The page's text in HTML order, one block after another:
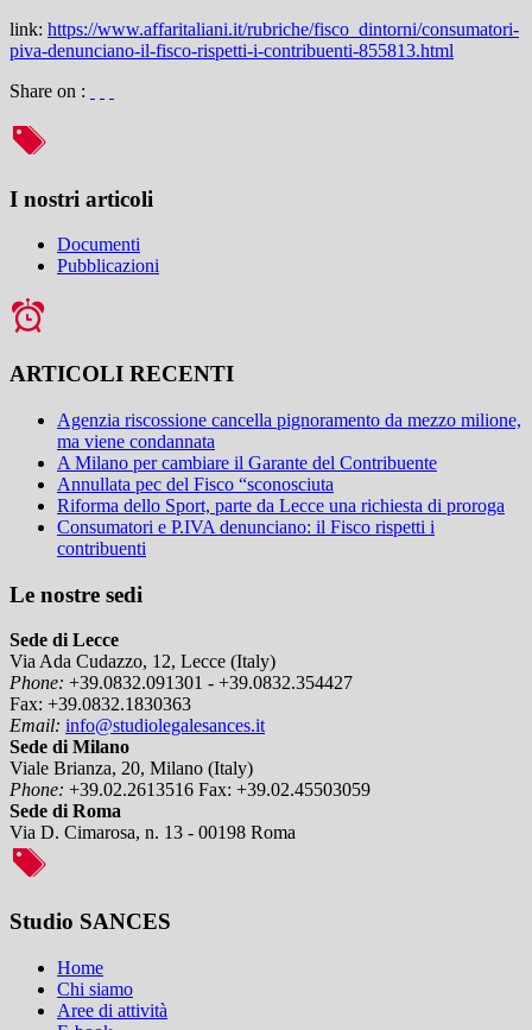
link: https://www.affaritaliani.it/rubriche/fisco_dintorni/consumatori-
piva-denunciano-il-fisco-rispetti-i-contribuenti-855813.html
Share on :
I nostri articoli
Documenti
Pubblicazioni
ARTICOLI RECENTI
Agenzia riscossione cancella pignoramento da mezzo milione,
ma viene condannata
A Milano per cambiare il Garante del Contribuente
Annullata pec del Fisco “sconosciuta
Riforma dello Sport, parte da Lecce una richiesta di proroga
Consumatori e P.IVA denunciano: il Fisco rispetti i
contribuenti
Le nostre sedi
Sede di Lecce
Via Ada Cudazzo, 12, Lecce (Italy)
Phone: +39.0832.091301 - +39.0832.354427
Fax: +39.0832.1830363
Email: info@studiolegalesances.it
Sede di Milano
Viale Brianza, 20, Milano (Italy)
Phone: +39.02.2613516 Fax: +39.02.45503059
Sede di Roma
Via D. Cimarosa, n. 13 - 00198 Roma
Studio SANCES
Home
Chi siamo
Aree di attività